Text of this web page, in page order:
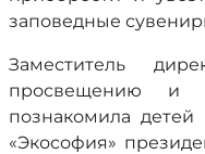
заповедные
Заместитель
просвещению и
познакомила
«Экософия»